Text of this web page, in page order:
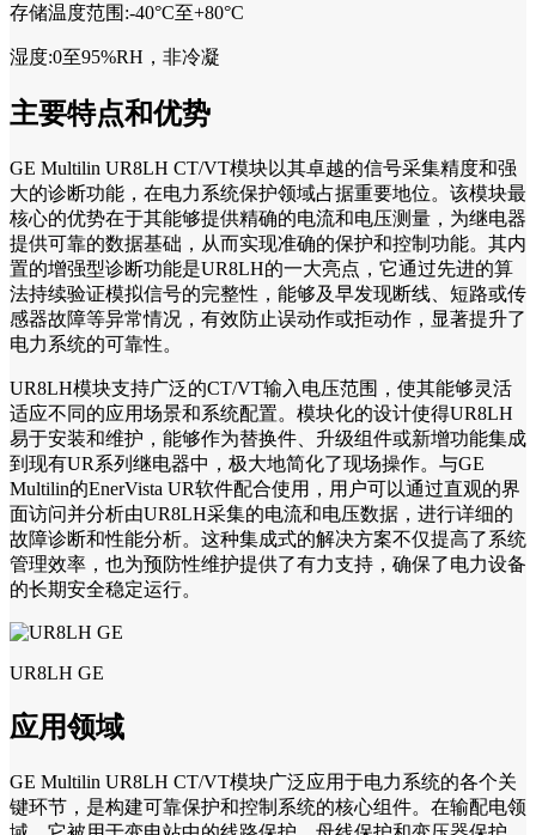
存储温度范围:-40°C至+80°C
湿度:0至95%RH，非冷凝
主要特点和优势
GE Multilin UR8LH CT/VT模块以其卓越的信号采集精度和强
大的诊断功能，在电力系统保护领域占据重要地位。该模块最
核心的优势在于其能够提供精确的电流和电压测量，为继电器
提供可靠的数据基础，从而实现准确的保护和控制功能。其内
置的增强型诊断功能是UR8LH的一大亮点，它通过先进的算
法持续验证模拟信号的完整性，能够及早发现断线、短路或传
感器故障等异常情况，有效防止误动作或拒动作，显著提升了
电力系统的可靠性。
UR8LH模块支持广泛的CT/VT输入电压范围，使其能够灵活
适应不同的应用场景和系统配置。模块化的设计使得UR8LH
易于安装和维护，能够作为替换件、升级组件或新增功能集成
到现有UR系列继电器中，极大地简化了现场操作。与GE
Multilin的EnerVista UR软件配合使用，用户可以通过直观的界
面访问并分析由UR8LH采集的电流和电压数据，进行详细的
故障诊断和性能分析。这种集成式的解决方案不仅提高了系统
管理效率，也为预防性维护提供了有力支持，确保了电力设备
的长期安全稳定运行。
UR8LH GE
应用领域
GE Multilin UR8LH CT/VT模块广泛应用于电力系统的各个关
键环节，是构建可靠保护和控制系统的核心组件。在输配电领